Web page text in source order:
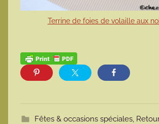
Terrine de foies de volaille aux
Fêtes & occasions spéciales,